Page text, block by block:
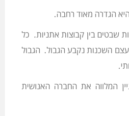
הגדרה מאוד רחבה.
שבטים בין קבוצות אתניות. כל
השכנות נקבע הגבול. הגבול
המלווה את החברה האנושית